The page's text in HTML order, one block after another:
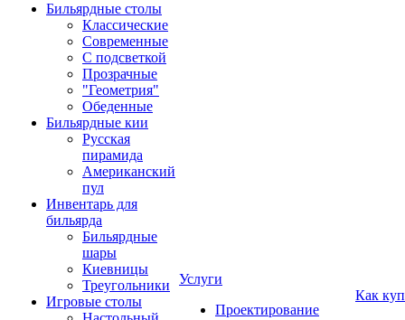
Бильярдные столы
Классические
Современные
С подсветкой
Прозрачные
"Геометрия"
Обеденные
Бильярдные кии
Русская
пирамида
Американский
пул
Инвентарь для
бильярда
Бильярдные
шары
Киевницы
Треугольники
Игровые столы
Услуги
Проектирование
Как